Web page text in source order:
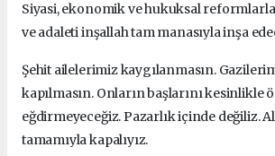
Siyasi, ekonomik ve hukuksal
ve adaleti inşallah tam manasıyla inşa
Şehit ailelerimiz kaygılanmasın.
kapılmasın. Onların başlarını kesinlikle
eğdirmeyeceğiz.Pazarlık içinde değiliz.
tamamıyla kapalıyız.